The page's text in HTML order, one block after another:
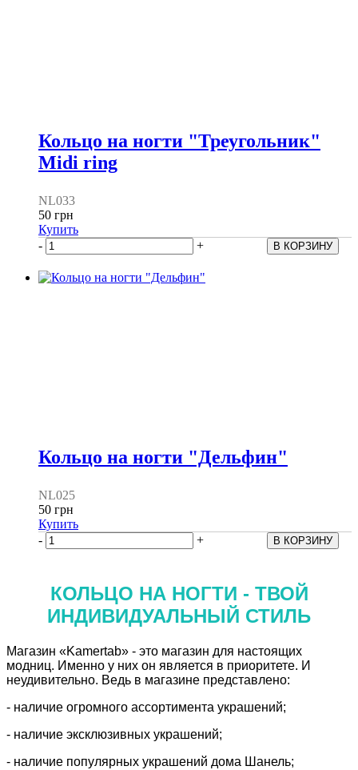
Кольцо на ногти "Треугольник"
Midi ring
NL033
50 грн
Купить
-
+
Кольцо на ногти "Дельфин"
NL025
50 грн
Купить
-
+
КОЛЬЦО НА НОГТИ - ТВОЙ
ИНДИВИДУАЛЬНЫЙ СТИЛЬ
Магазин «Kamertab» - это магазин для настоящих
модниц. Именно у них он является в приоритете. И
неудивительно. Ведь в магазине представлено:
- наличие огромного ассортимента украшений;
- наличие эксклюзивных украшений;
- наличие популярных украшений дома Шанель;